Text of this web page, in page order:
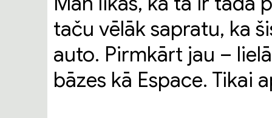
taču vēlāk sapratu, ka
auto. Pirmkārt jau –
bāzes kā Espace. Tikai